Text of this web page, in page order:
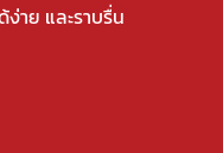
ง่าย และราบรื่น